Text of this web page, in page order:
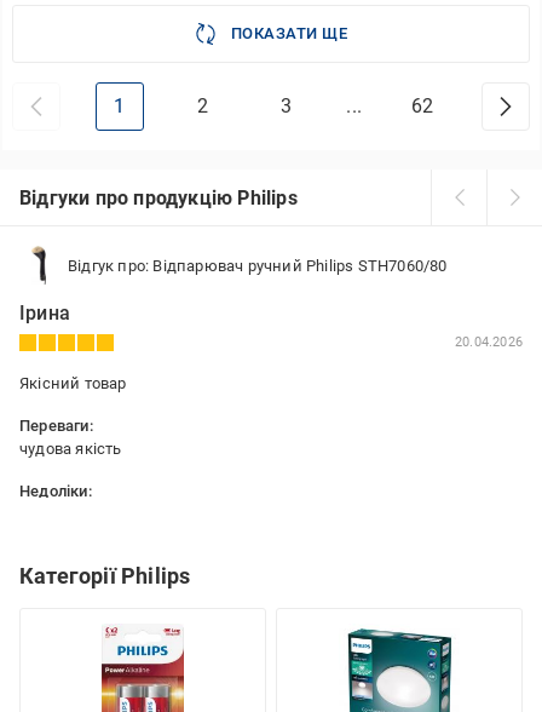
ПОКАЗАТИ ЩЕ
1 2 3 ... 62
Відгуки про продукцію Philips
Відгук про: Відпарювач ручний Philips STH7060/80
Ірина
20.04.2026
Якісний товар
Переваги:
чудова якість
Недоліки:
Категорії Philips